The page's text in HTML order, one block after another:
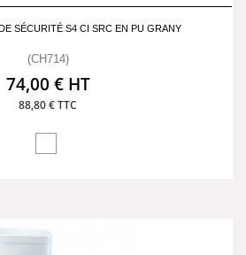
SÉCURITÉ S4 CI SRC EN PU GRANY
(CH714)
74,00 € HT
88,80 € TTC